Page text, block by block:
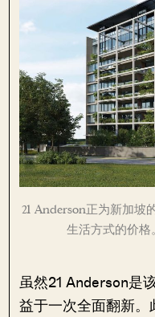
21 Anderson正为新加坡
生活方式的价格。
虽然21 Anderson是
益于一次全面翻新